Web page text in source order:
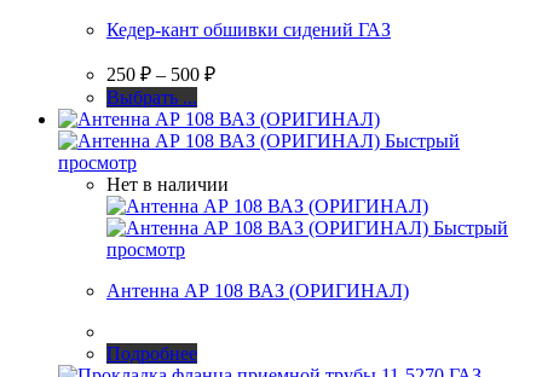
Кедер-кант обшивки сидений ГАЗ
250 ₽ – 500 ₽Диапазон
250 ₽
–
Выбрать ...
товар
имеет
вариаций.
Опции
можно
странице
Быстрый
просмотр
Нет в наличии
Быстрый
просмотр
Антенна АР 108 ВАЗ (ОРИГИНАЛ)
Подробнее